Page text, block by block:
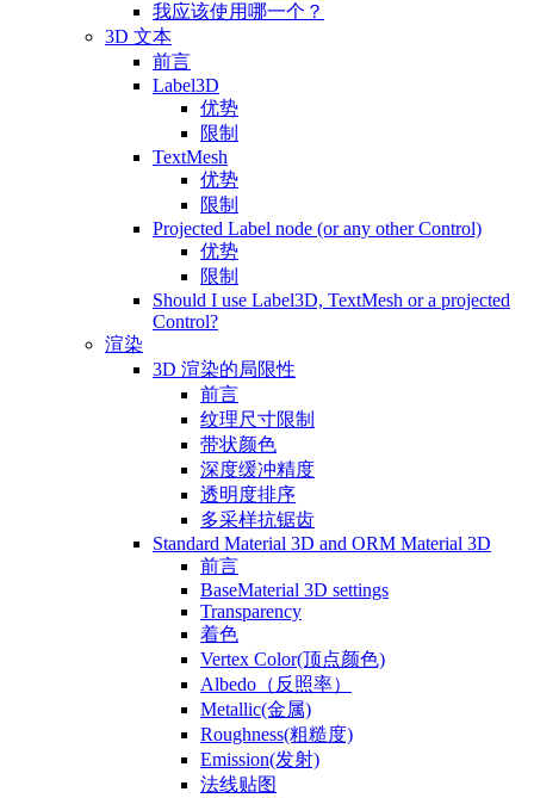
我应该使用哪一个？
3D 文本
前言
Label3D
优势
限制
TextMesh
优势
限制
Projected Label node (or any other Control)
优势
限制
Should I use Label3D, TextMesh or a projected
Control?
渲染
3D 渲染的局限性
前言
纹理尺寸限制
带状颜色
深度缓冲精度
透明度排序
多采样抗锯齿
Standard Material 3D and ORM Material 3D
前言
BaseMaterial 3D settings
Transparency
着色
Vertex Color(顶点颜色)
Albedo（反照率）
Metallic(金属)
Roughness(粗糙度)
Emission(发射)
法线贴图